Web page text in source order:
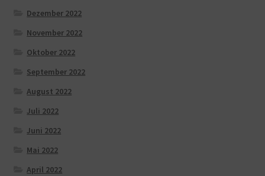
Dezember 2022
November 2022
Oktober 2022
September 2022
August 2022
Juli 2022
Juni 2022
Mai 2022
April 2022